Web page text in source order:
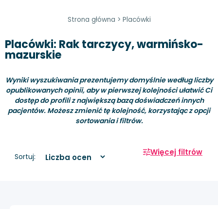
Strona główna > Placówki
Placówki: Rak tarczycy, warmińsko-
mazurskie
Wyniki wyszukiwania prezentujemy domyślnie według liczby
opublikowanych opinii, aby w pierwszej kolejności ułatwić Ci
dostęp do profili z największą bazą doświadczeń innych
pacjentów. Możesz zmienić tę kolejność, korzystając z opcji
sortowania i filtrów.
Sortuj: Więcej filtrów